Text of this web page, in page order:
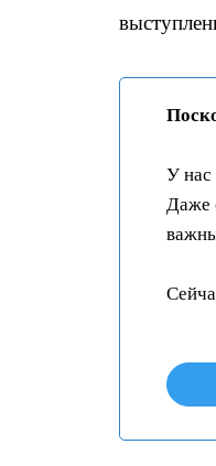
У нас
Даже